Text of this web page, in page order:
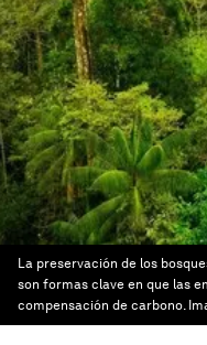
La preservación de los
son formas clave en que las
compensación de carbono.